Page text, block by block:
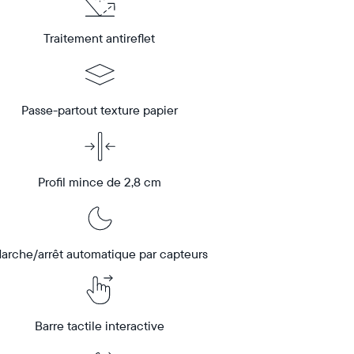
Traitement antireflet
Passe-partout texture papier
Profil mince de 2,8 cm
arrêt automatique par capteurs
Barre tactile interactive